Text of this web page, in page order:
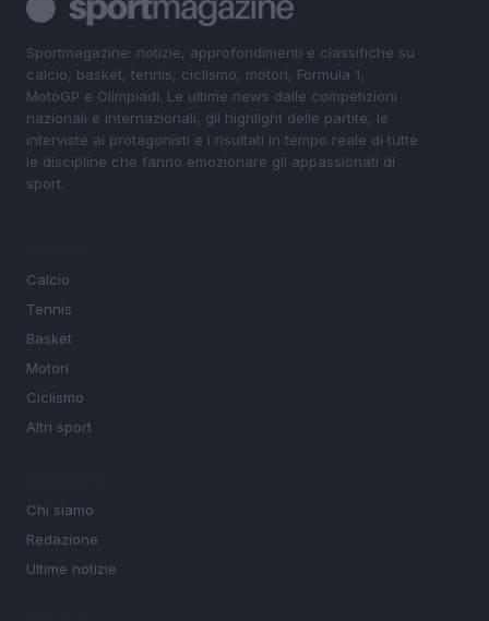
Sportmagazine: notizie, approfondimenti e classifiche su
calcio, basket, tennis, ciclismo, motori, Formula 1,
MotoGP e Olimpiadi. Le ultime news dalle competizioni
nazionali e internazionali, gli highlight delle partite, le
interviste ai protagonisti e i risultati in tempo reale di tutte
le discipline che fanno emozionare gli appassionati di
sport.
Calcio
Tennis
Basket
Motori
Ciclismo
Altri sport
Chi siamo
Redazione
Ultime notizie